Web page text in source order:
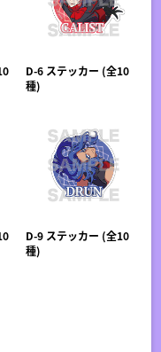
D-6 ステッカー (全10
種)
D-9 ステッカー (全10
種)